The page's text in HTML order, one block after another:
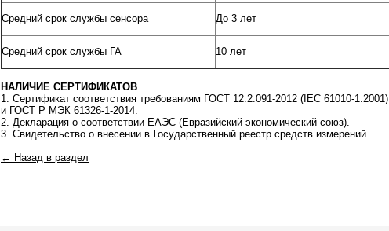
Средний срок службы сенсора До 3 лет
Средний срок службы ГА 10 лет
НАЛИЧИЕ СЕРТИФИКАТОВ
1. Сертификат соответствия требованиям ГОСТ 12.2.091-2012 (IEC 61010-1:2001)
и ГОСТ Р МЭК 61326-1-2014.
2. Декларация о соответствии ЕАЭС (Евразийский экономический союз).
3. Свидетельство о внесении в Государственный реестр средств измерений.
← Назад в раздел